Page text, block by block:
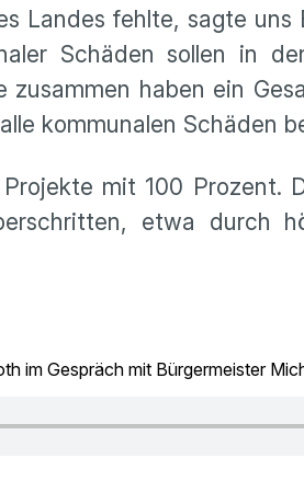
Landes fehlte, sagte
Schäden sollen in
zusammen haben ein
kommunalen Schäden
mit 100 Prozent.
etwa durch
im Gespräch mit Bürgermeister